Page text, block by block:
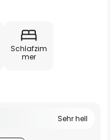
Schlafzim
mer
Sehr hell